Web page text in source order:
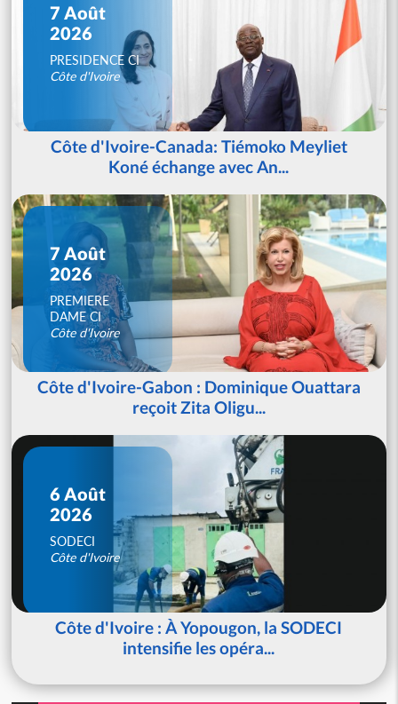
7 Août
2026
PRESIDENCE CI
Côte d'Ivoire
Côte d'Ivoire-Canada: Tiémoko Meyliet
Koné échange avec An...
7 Août
2026
PREMIERE
DAME CI
Côte d'Ivoire
Côte d'Ivoire-Gabon : Dominique Ouattara
reçoit Zita Oligu...
6 Août
2026
SODECI
Côte d'Ivoire
Côte d'Ivoire : À Yopougon, la SODECI
intensifie les opéra...